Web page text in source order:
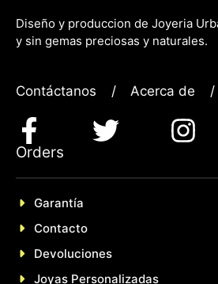
Diseño y produccion de Joyeria
y sin gemas preciosas y naturales.
Contáctanos / Acerca de /
Orders
Garantía
Contacto
Devoluciones
Joyas Personalizadas